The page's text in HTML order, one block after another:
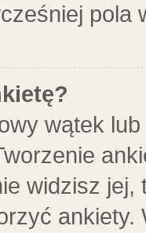
pola
wątek
widzisz
ankiety.